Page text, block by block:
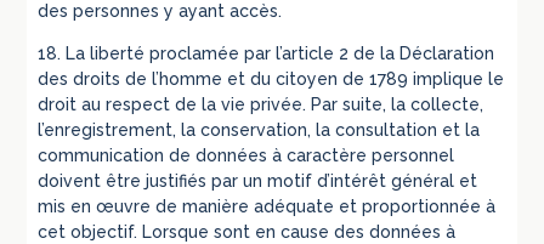
des personnes y ayant accès.
18. La liberté proclamée par l’article 2 de la Déclaration
des droits de l’homme et du citoyen de 1789 implique le
droit au respect de la vie privée. Par suite, la collecte,
l’enregistrement, la conservation, la consultation et la
communication de données à caractère personnel
doivent être justifiés par un motif d’intérêt général et
mis en œuvre de manière adéquate et proportionnée à
cet objectif. Lorsque sont en cause des données à